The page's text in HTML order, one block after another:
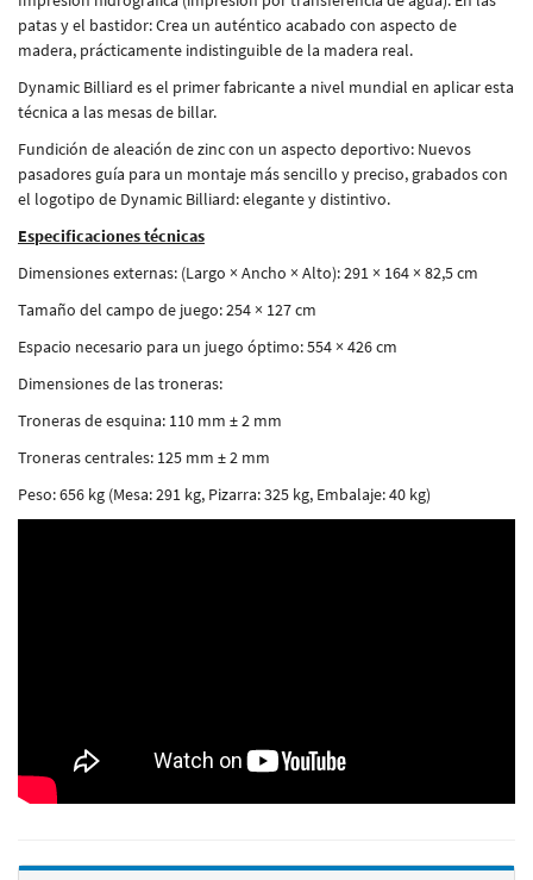
patas y el bastidor: Crea un auténtico acabado con aspecto de
madera, prácticamente indistinguible de la madera real.
Dynamic Billiard es el primer fabricante a nivel mundial en aplicar esta
técnica a las mesas de billar.
Fundición de aleación de zinc con un aspecto deportivo: Nuevos
pasadores guía para un montaje más sencillo y preciso, grabados con
el logotipo de Dynamic Billiard: elegante y distintivo.
Especificaciones técnicas
Dimensiones externas: (Largo × Ancho × Alto): 291 × 164 × 82,5 cm
Tamaño del campo de juego: 254 × 127 cm
Espacio necesario para un juego óptimo: 554 × 426 cm
Dimensiones de las troneras:
Troneras de esquina: 110 mm ± 2 mm
Troneras centrales: 125 mm ± 2 mm
Peso: 656 kg (Mesa: 291 kg, Pizarra: 325 kg, Embalaje: 40 kg)